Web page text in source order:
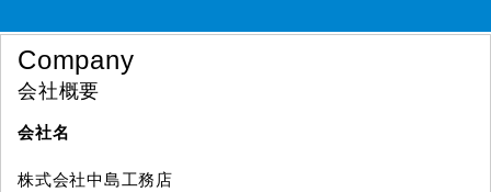
Company
会社概要
会社名
株式会社中島工務店